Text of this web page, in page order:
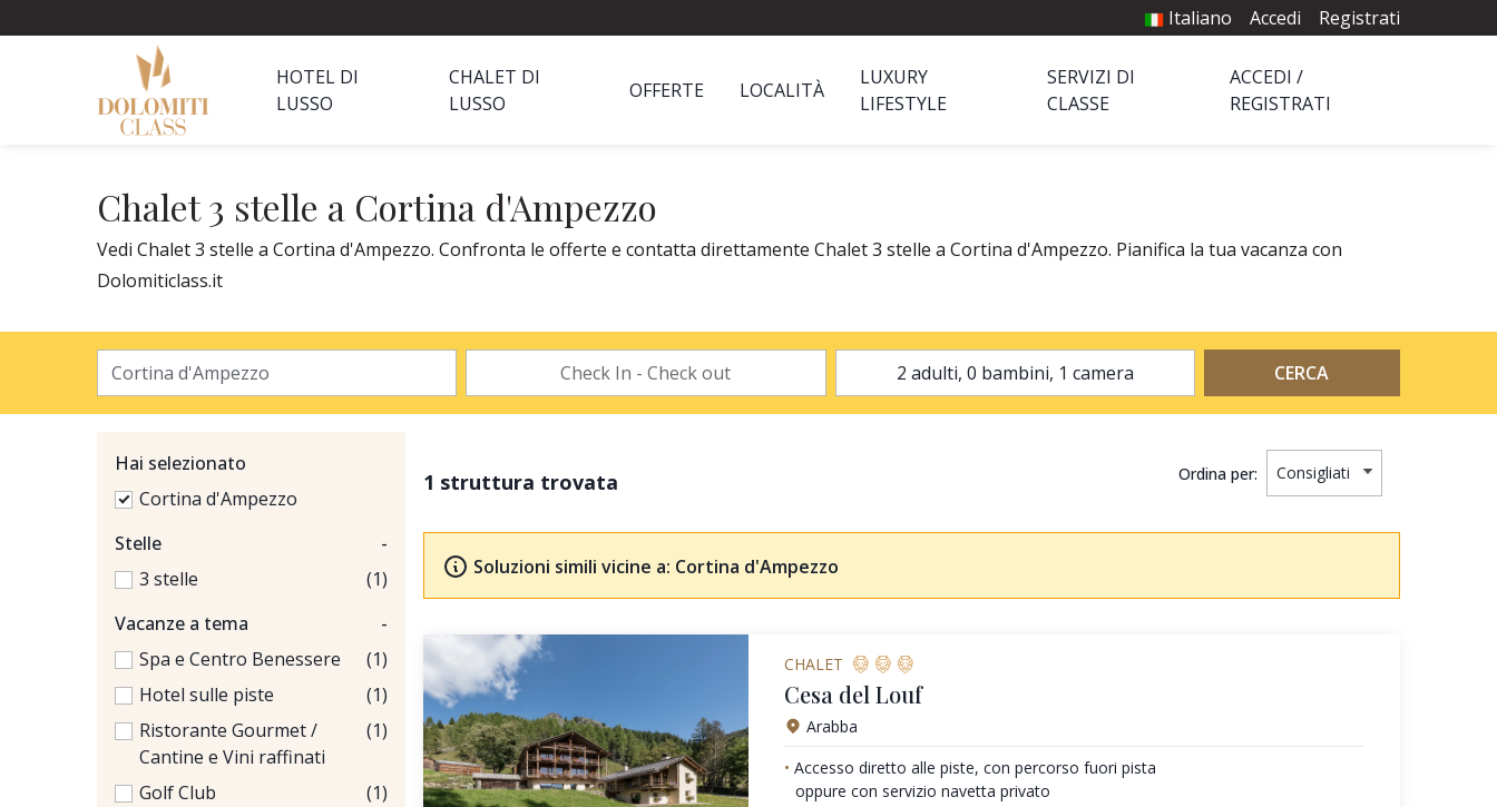
Italiano Accedi Registrati
HOTEL DI
LUSSO
CHALET DI
LUSSO
OFFERTE LOCALITÀ
LUXURY
LIFESTYLE
SERVIZI DI
CLASSE
ACCEDI /
REGISTRATI
Chalet 3 stelle a Cortina d'Ampezzo
Vedi Chalet 3 stelle a Cortina d'Ampezzo. Confronta le offerte e contatta direttamente Chalet 3 stelle a Cortina d'Ampezzo. Pianifica la tua vacanza con
Dolomiticlass.it
2 adulti, 0 bambini, 1 camera CERCA
Hai selezionato
Cortina d'Ampezzo
Stelle
-
3 stelle
(1)
Vacanze a tema
-
Spa e Centro Benessere
(1)
Hotel sulle piste
(1)
Ristorante Gourmet /
Cantine e Vini raffinati
(1)
Golf Club
(1)
1 struttura trovata Ordina per:
Soluzioni simili vicine a: Cortina d'Ampezzo
CHALET
Cesa del Louf
Arabba
Accesso diretto alle piste, con percorso fuori pista
oppure con servizio navetta privato